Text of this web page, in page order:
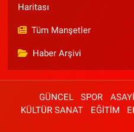
Haritası
Tüm Manşetler
Haber Arşivi
GÜNCEL SPOR
KÜLTÜR SANAT
EĞİTİM